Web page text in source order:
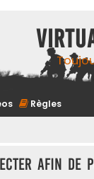
Règles
afin de